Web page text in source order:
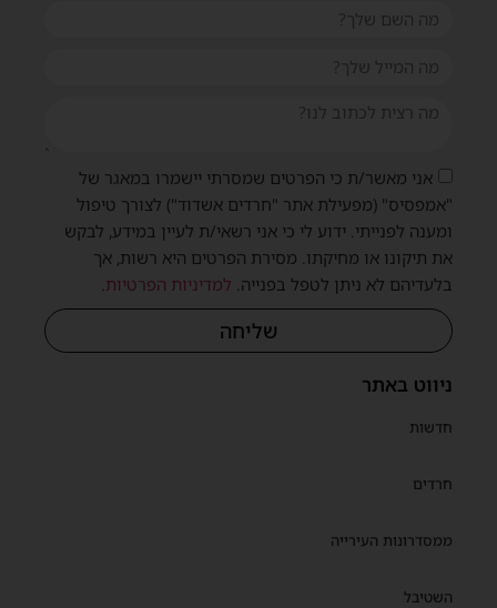
ניווט באתר
חדשות
חרדים
ממסדרונות העירייה
השטיבל
אני מאשר/ת כי הפרטים שמסרתי יישמרו במאגר של
"אמפסיס" (מפעילת אתר "חרדים אשדוד") לצורך טיפול
ומענה לפנייתי. ידוע לי כי אני רשאי/ת לעיין במידע, לבקש
את תיקונו או מחיקתו. מסירת הפרטים היא רשות, אך
בלעדיהם לא ניתן לטפל בפנייה.למדיניות הפרטיות.
שליחה